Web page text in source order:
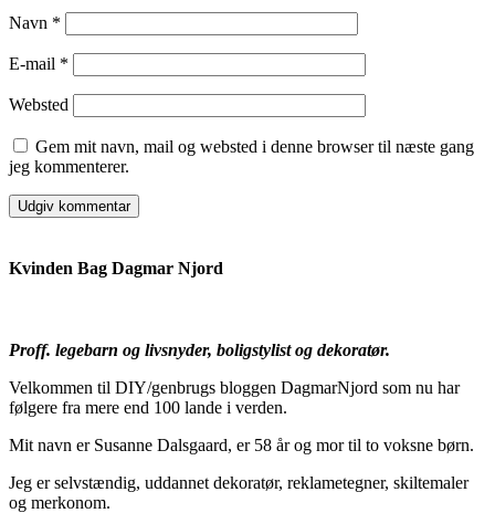
Navn *
E-mail *
Websted
Gem mit navn, mail og websted i denne browser til næste gang
jeg kommenterer.
Kvinden Bag Dagmar Njord
Proff. legebarn og livsnyder, boligstylist og dekoratør.
Velkommen til DIY/genbrugs bloggen DagmarNjord som nu har
følgere fra mere end 100 lande i verden.
Mit navn er Susanne Dalsgaard, er 58 år og mor til to voksne børn.
Jeg er selvstændig, uddannet dekoratør, reklametegner, skiltemaler
og merkonom.